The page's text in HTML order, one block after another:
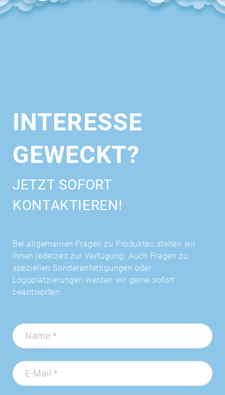
INTERESSE
GEWECKT?
JETZT SOFORT
KONTAKTIEREN!
Bei allgemeinen Fragen zu Produkten stehen wir
Ihnen jederzeit zur Verfügung. Auch Fragen zu
speziellen Sonderanfertigungen oder
Logoplatzierungen werden wir gerne sofort
beantworten.
Name *
E-Mail *